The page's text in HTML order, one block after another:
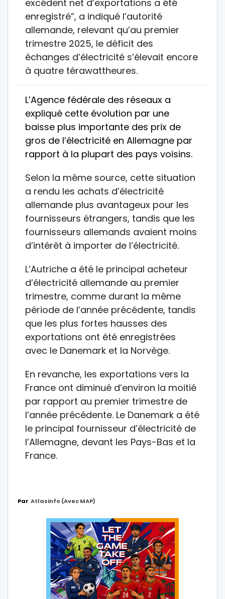
excédent net d’exportations a été
enregistré”, a indiqué l’autorité
allemande, relevant qu’au premier
trimestre 2025, le déficit des
échanges d’électricité s’élevait encore
à quatre térawattheures.
L’Agence fédérale des réseaux a
expliqué cette évolution par une
baisse plus importante des prix de
gros de l’électricité en Allemagne par
rapport à la plupart des pays voisins.
Selon la même source, cette situation
a rendu les achats d’électricité
allemande plus avantageux pour les
fournisseurs étrangers, tandis que les
fournisseurs allemands avaient moins
d’intérêt à importer de l’électricité.
L’Autriche a été le principal acheteur
d’électricité allemande au premier
trimestre, comme durant la même
période de l’année précédente, tandis
que les plus fortes hausses des
exportations ont été enregistrées
avec le Danemark et la Norvège.
En revanche, les exportations vers la
France ont diminué d’environ la moitié
par rapport au premier trimestre de
l’année précédente. Le Danemark a été
le principal fournisseur d’électricité de
l’Allemagne, devant les Pays-Bas et la
France.
Par Atlasinfo (avec MAP)